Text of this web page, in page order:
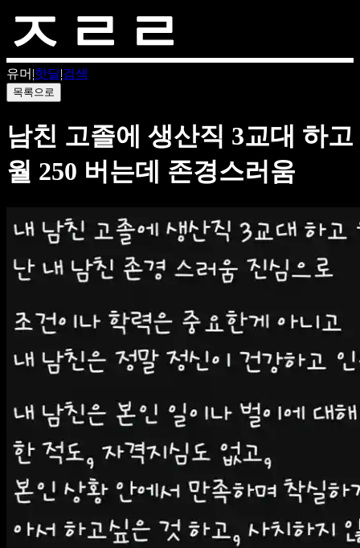
유머 |핫딜|검색
목록으로
남친 고졸에 생산직 3교대 하고
월 250 버는데 존경스러움